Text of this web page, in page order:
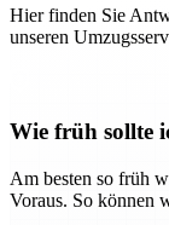
Hier finden Sie
unseren
Wie früh sollte
Am besten so früh
Voraus. So können